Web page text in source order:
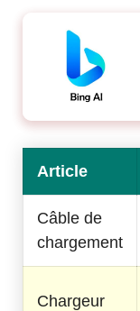
Article
Câble de
chargement
Chargeur